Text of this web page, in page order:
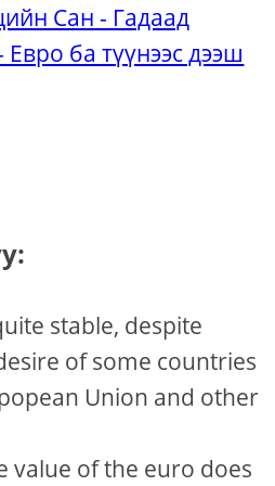
Сан - Гадаад
ба түүнээс дээш
stable, despite
of some countries
Union and other
value of the euro does